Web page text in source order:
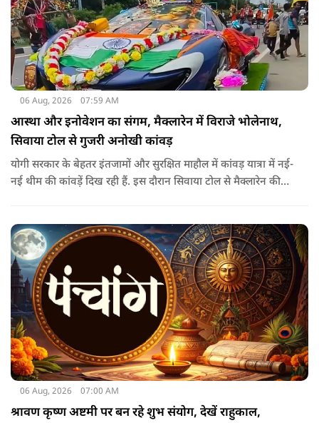
06 Aug, 2026 07:59 AM
आस्था और इनोवेशन का संगम, मैक्लारेन में विराजे भोलेनाथ,
सिवाया टोल से गुजरी अनोखी कांवड़
योगी सरकार के बेहतर इंतजामों और सुरक्षित माहौल में कांवड़ यात्रा में नई-
नई थीम की कांवड़ें दिख रही हैं. इस दौरान सिवाया टोल से मैक्लारेन की
06 Aug, 2026 07:00 AM
श्रावण कृष्ण अष्टमी पर बन रहे शुभ संयोग, देखें राहुकाल,